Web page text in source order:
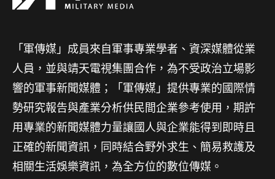
「軍傳媒」成員來自軍事專業學者、資深媒體從業
人員，並與靖天電視集團合作，為不受政治立場影
響的軍事新聞媒體；「軍傳媒」提供專業的國際情
勢研究報告與產業分析供民間企業參考使用，期許
用專業的新聞媒體力量讓國人與企業能得到即時且
正確的新聞資訊，同時結合野外求生、簡易救護及
相關生活娛樂資訊，為全方位的數位傳媒。